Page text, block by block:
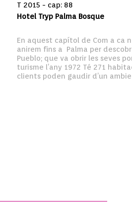
T 2015 - cap: 88
Hotel Tryp Palma Bosque
En aquest capítol de Com a ca
anirem fins a  Palma per
Pueblo; que va obrir les seves
turisme l’any 1972 Té 271
clients poden gaudir d’un